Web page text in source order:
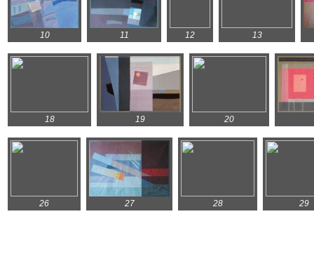
10 11 12 13
18 19 20
26 27 28 29